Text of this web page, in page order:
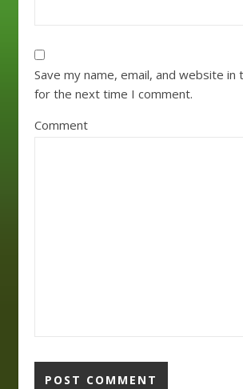
Save my name, email, and website
for the next time I comment.
Comment